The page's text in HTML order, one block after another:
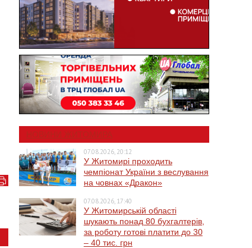
НОВИНИ ЖИТОМИРА
07.08.2026, 20:12
У Житомирі проходить
чемпіонат України з веслування
на човнах «Дракон»
07.08.2026, 17:40
У Житомирській області
шукають понад 80 бухгалтерів,
за роботу готові платити до 30
– 40 тис. грн